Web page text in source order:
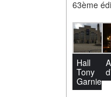
63ème
Hall
Tony
Garnier